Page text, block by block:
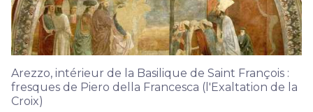
Arezzo, intérieur de la Basilique de Saint François :
fresques de Piero della Francesca (l'Exaltation de la
Croix)